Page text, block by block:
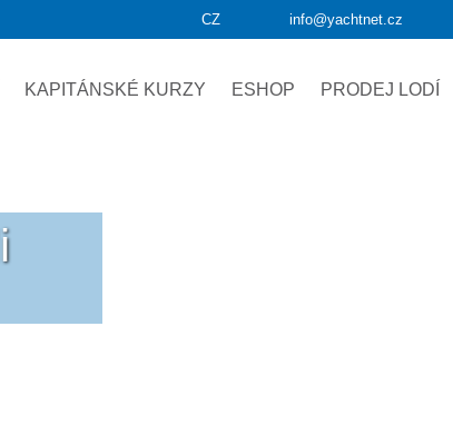
CZ info@yachtnet.cz
KAPITÁNSKÉ KURZY ESHOP PRODEJ LODÍ